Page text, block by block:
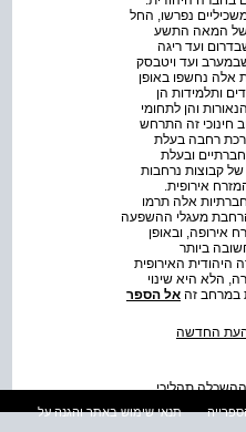
נפרשו, החל
של המאה התשע
ועד ריגה
ועד ויטבסק
אלה נחשפו באופן
ותלמידות הן
והן לתחומי
חינוכי זה התרחש
רחבה בעלת
ובעלת
קבוצות נרחבות
אירופית.
חברתיות אלה תרמו
מעגלי ההשפעה
אירופה, ובאופן
ביותר
האירופית
הלא היא שינוי
במרחב זה אל הספר
החדשה
תהליכי
במאהתנאי שימוש באתר והגנה על